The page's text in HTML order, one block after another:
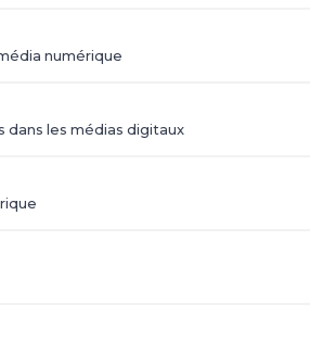
numérique
les médias digitaux